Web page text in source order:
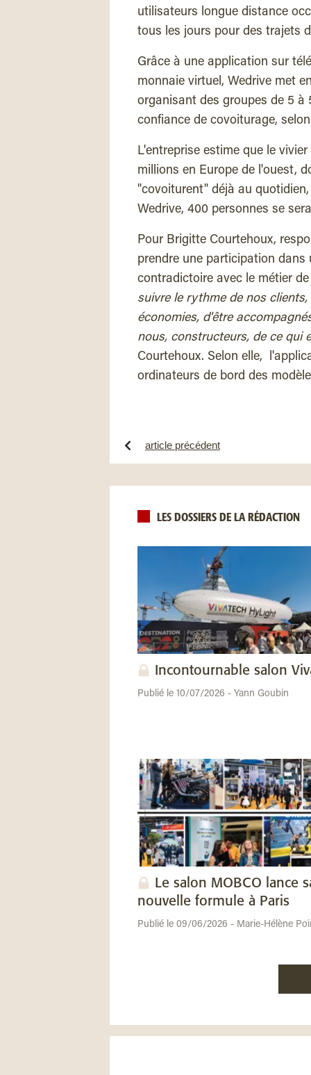
utilisateurs longue distance
tous les jours pour des trajets
Grâce à une application sur
monnaie virtuel, Wedrive met
organisant des groupes de 5 à
confiance de covoiturage,
L'entreprise estime que le
millions en Europe de l'ouest,
"covoiturent" déjà au
Wedrive, 400 personnes se
Pour Brigitte Courtehoux,
prendre une participation dans
contradictoire avec le métier
suivre le rythme de nos
économies, d'être
nous, constructeurs, de ce qui
Courtehoux. Selon elle,
ordinateurs de bord des
article précédent
LES DOSSIERS DE LA RÉDACTION
Incontournable salon
Publié le 10/07/2026 - Yann Goubin
Le salon MOBCO lance
nouvelle formule à Paris
Publié le 09/06/2026 - Marie-Hélène